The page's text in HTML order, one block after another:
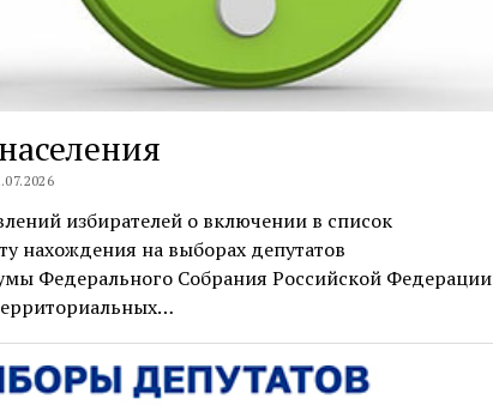
избирателей о включении в список
нахождения на выборах депутатов
Федерального Собрания Российской Федерации